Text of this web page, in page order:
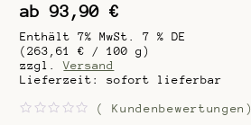
ab93,90€
Enthält 7% MwSt. 7 % DE
(263,61€ / 100 g)
zzgl.Versand
Lieferzeit: sofort lieferbar
( Kundenbewertungen)